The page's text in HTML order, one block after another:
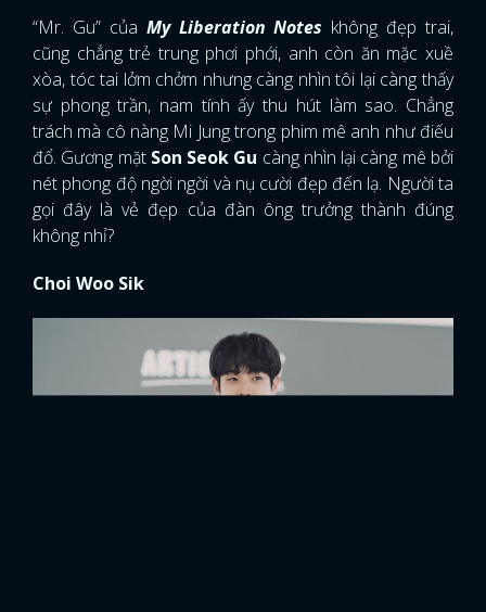
“Mr. Gu” của My Liberation Notes không đẹp trai,
cũng chẳng trẻ trung phơi phới, anh còn ăn mặc xuề
xòa, tóc tai lởm chởm nhưng càng nhìn tôi lại càng thấy
sự phong trần, nam tính ấy thu hút làm sao. Chẳng
trách mà cô nàng Mi Jung trong phim mê anh như điếu
đổ. Gương mặt Son Seok Gu càng nhìn lại càng mê bởi
nét phong độ ngời ngời và nụ cười đẹp đến lạ. Người ta
gọi đây là vẻ đẹp của đàn ông trưởng thành đúng
không nhỉ?
Choi Woo Sik